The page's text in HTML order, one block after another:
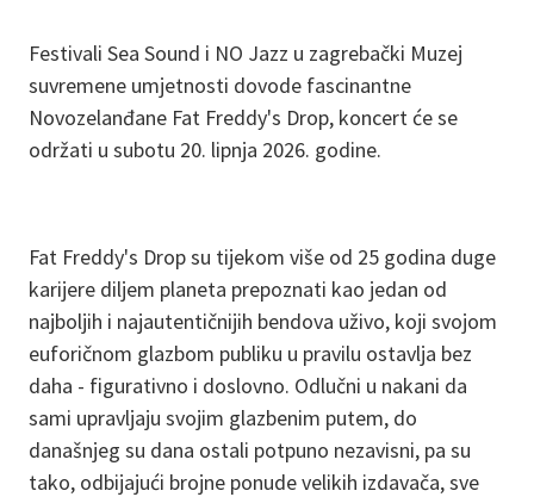
Festivali Sea Sound i NO Jazz u zagrebački Muzej
suvremene umjetnosti dovode fascinantne
Novozelanđane Fat Freddy's Drop, koncert će se
održati u subotu 20. lipnja 2026. godine.
Fat Freddy's Drop su tijekom više od 25 godina duge
karijere diljem planeta prepoznati kao jedan od
najboljih i najautentičnijih bendova uživo, koji svojom
euforičnom glazbom publiku u pravilu ostavlja bez
daha - figurativno i doslovno. Odlučni u nakani da
sami upravljaju svojim glazbenim putem, do
današnjeg su dana ostali potpuno nezavisni, pa su
tako, odbijajući brojne ponude velikih izdavača, sve